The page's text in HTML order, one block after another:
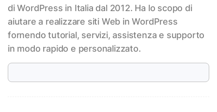
di WordPress in Italia dal 2012. Ha lo scopo di
aiutare a realizzare siti Web in WordPress
fornendo tutorial, servizi, assistenza e supporto
in modo rapido e personalizzato.